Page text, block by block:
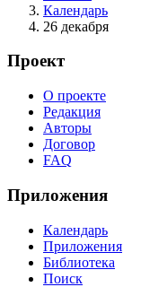
Календарь
26 декабря
Проект
О проекте
Редакция
Авторы
Договор
FAQ
Приложения
Календарь
Приложения
Библиотека
Поиск